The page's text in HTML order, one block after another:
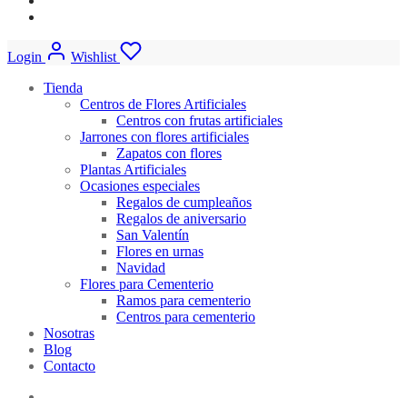
Login
Wishlist
Tienda
Centros de Flores Artificiales
Centros con frutas artificiales
Jarrones con flores artificiales
Zapatos con flores
Plantas Artificiales
Ocasiones especiales
Regalos de cumpleaños
Regalos de aniversario
San Valentín
Flores en urnas
Navidad
Flores para Cementerio
Ramos para cementerio
Centros para cementerio
Nosotras
Blog
Contacto